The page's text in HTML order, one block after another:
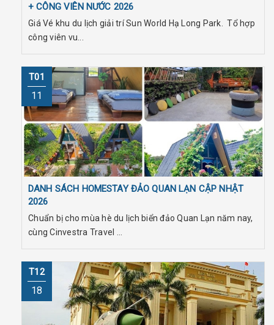
+ CÔNG VIÊN NƯỚC 2026
Giá Vé khu du lịch giải trí Sun World Hạ Long Park. Tổ hợp
công viên vu...
T01
11
DANH SÁCH HOMESTAY ĐẢO QUAN LẠN CẬP NHẬT
2026
Chuẩn bị cho mùa hè du lịch biển đảo Quan Lạn năm nay,
cùng Cinvestra Travel ...
T12
18